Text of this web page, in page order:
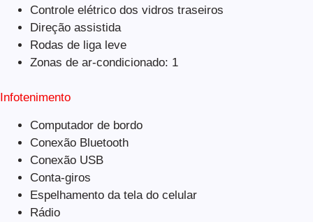
Controle elétrico dos vidros traseiros
Direção assistida
Rodas de liga leve
Zonas de ar-condicionado: 1
Infotenimento
Computador de bordo
Conexão Bluetooth
Conexão USB
Conta-giros
Espelhamento da tela do celular
Rádio